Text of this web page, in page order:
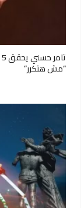
“مش هتكرر”